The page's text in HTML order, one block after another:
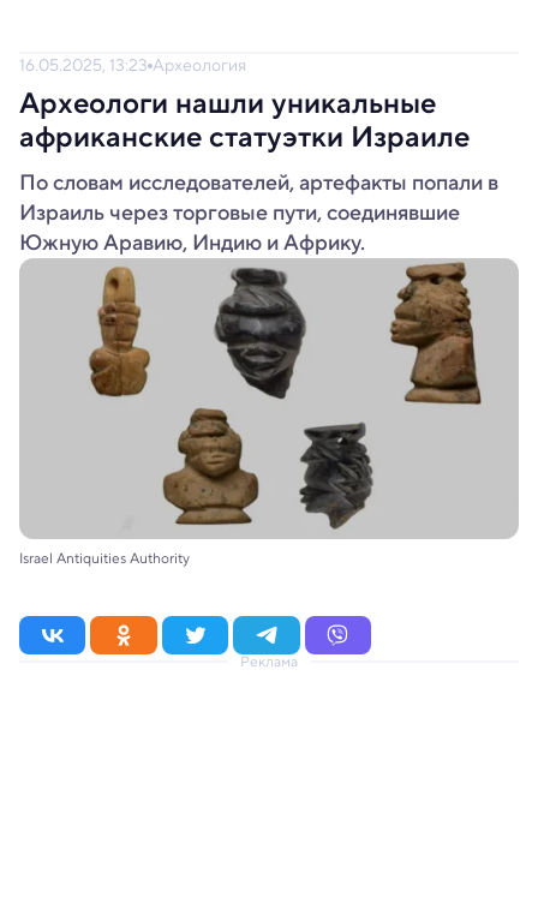
16.05.2025, 13:23 Археология
Археологи нашли уникальные
африканские статуэтки Израиле
По словам исследователей, артефакты попали в
Израиль через торговые пути, соединявшие
Южную Аравию, Индию и Африку.
Israel Antiquities Authority
Реклама